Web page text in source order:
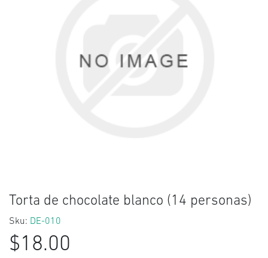
Torta de chocolate blanco (14 personas)
Sku: DE-010
$18.00